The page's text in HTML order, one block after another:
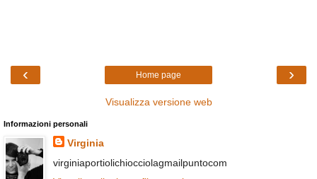
‹ ›
Home page
Visualizza versione web
Informazioni personali
Virginia
virginiaportiolichiocciolagmailpuntocom